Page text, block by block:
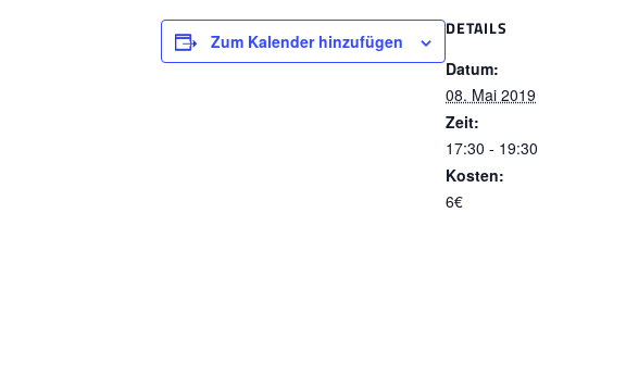
Zum Kalender hinzufügen
DETAILS
Datum:
08. Mai 2019
Zeit:
17:30 - 19:30
Kosten:
6€